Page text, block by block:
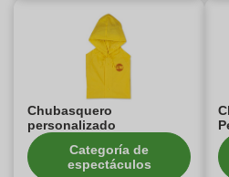
Chubasquero
personalizado
Categoría de
espectáculos